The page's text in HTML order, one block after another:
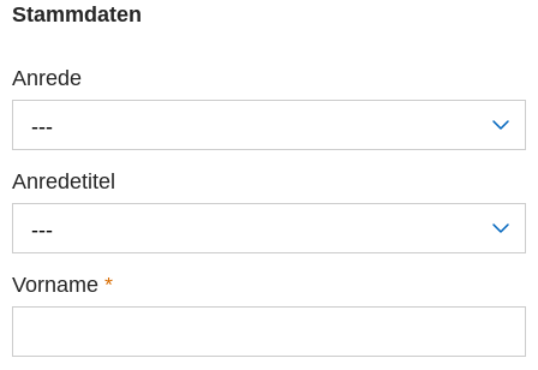
Stammdaten
Anrede
---
Anredetitel
---
Vorname *